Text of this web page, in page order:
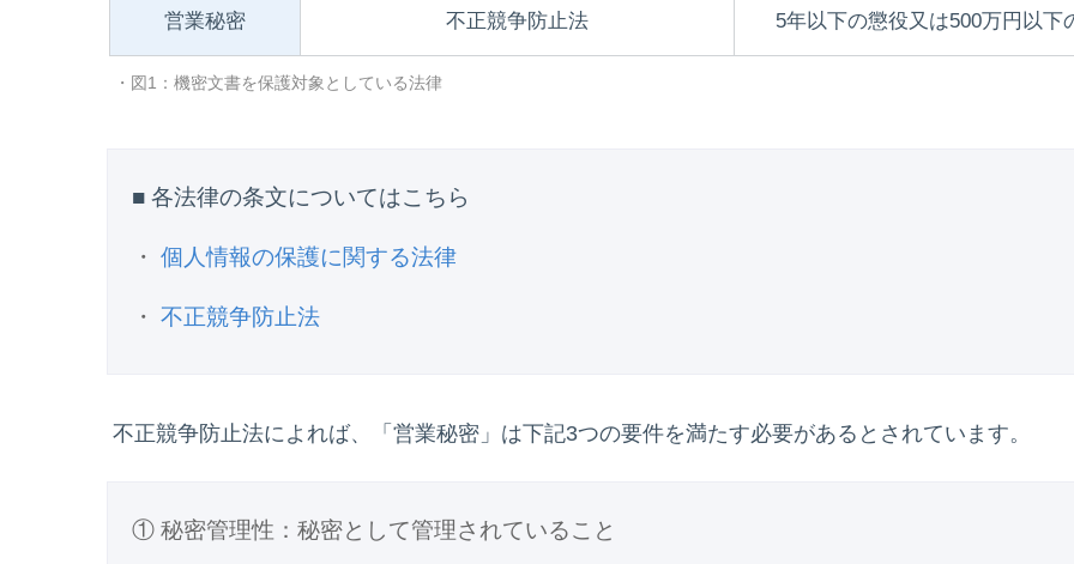
営業秘密 不正競争防止法 5年以下の懲役又は500万円以下
・図1：機密文書を保護対象としている法律
■ 各法律の条文についてはこちら
・ 個人情報の保護に関する法律
・ 不正競争防止法
不正競争防止法によれば、「営業秘密」は下記3つの要件を満たす必要があるとされています。
① 秘密管理性：秘密として管理されていること